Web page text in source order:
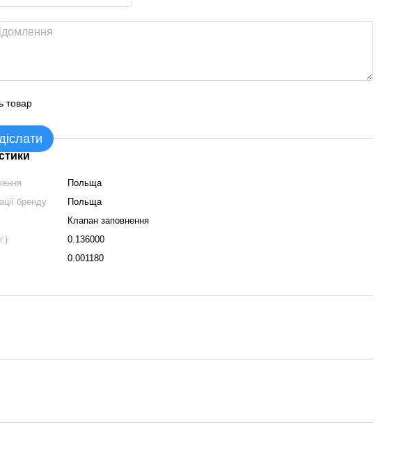
товар
Польща
бренду
Польща
Клапан заповнення
0.136000
0.001180